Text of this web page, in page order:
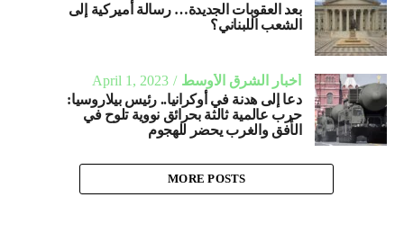
بعد العقوبات الجديدة… رسالة أميركية إلى
الشعب اللبناني؟
أخبار الشرق الأوسط
April 1, 2023
دعا إلى هدنة في أوكرانيا.. رئيس بيلاروسيا:
حرب عالمية ثالثة بحرائق نووية تلوح في
الأفق والغرب يحضر للهجوم
MORE POSTS